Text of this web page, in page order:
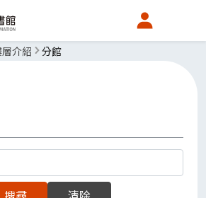
會員中心
介紹 分館